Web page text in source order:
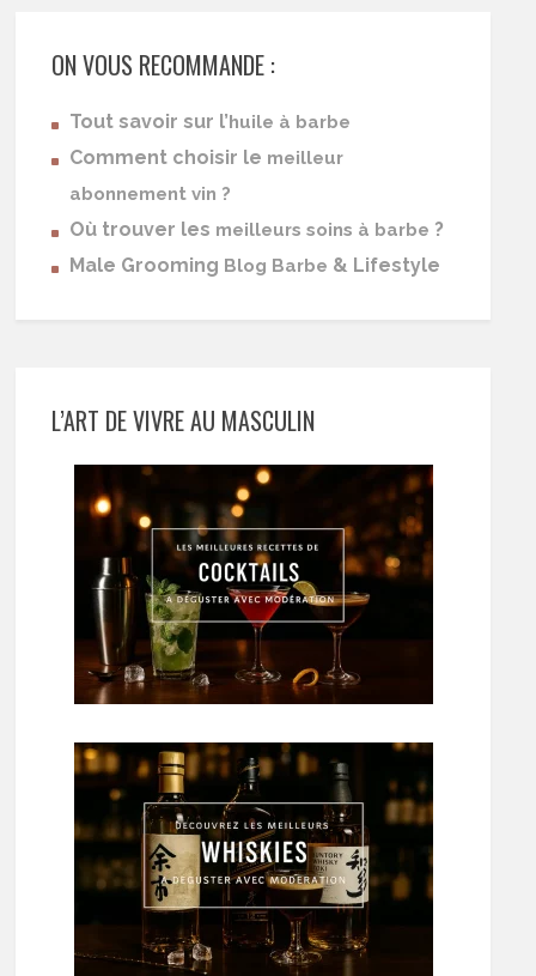
ON VOUS RECOMMANDE :
Tout savoir sur l’huile à barbe
Comment choisir le meilleur
abonnement vin ?
Où trouver les meilleurs soins à barbe ?
Male Grooming Blog Barbe & Lifestyle
L’ART DE VIVRE AU MASCULIN